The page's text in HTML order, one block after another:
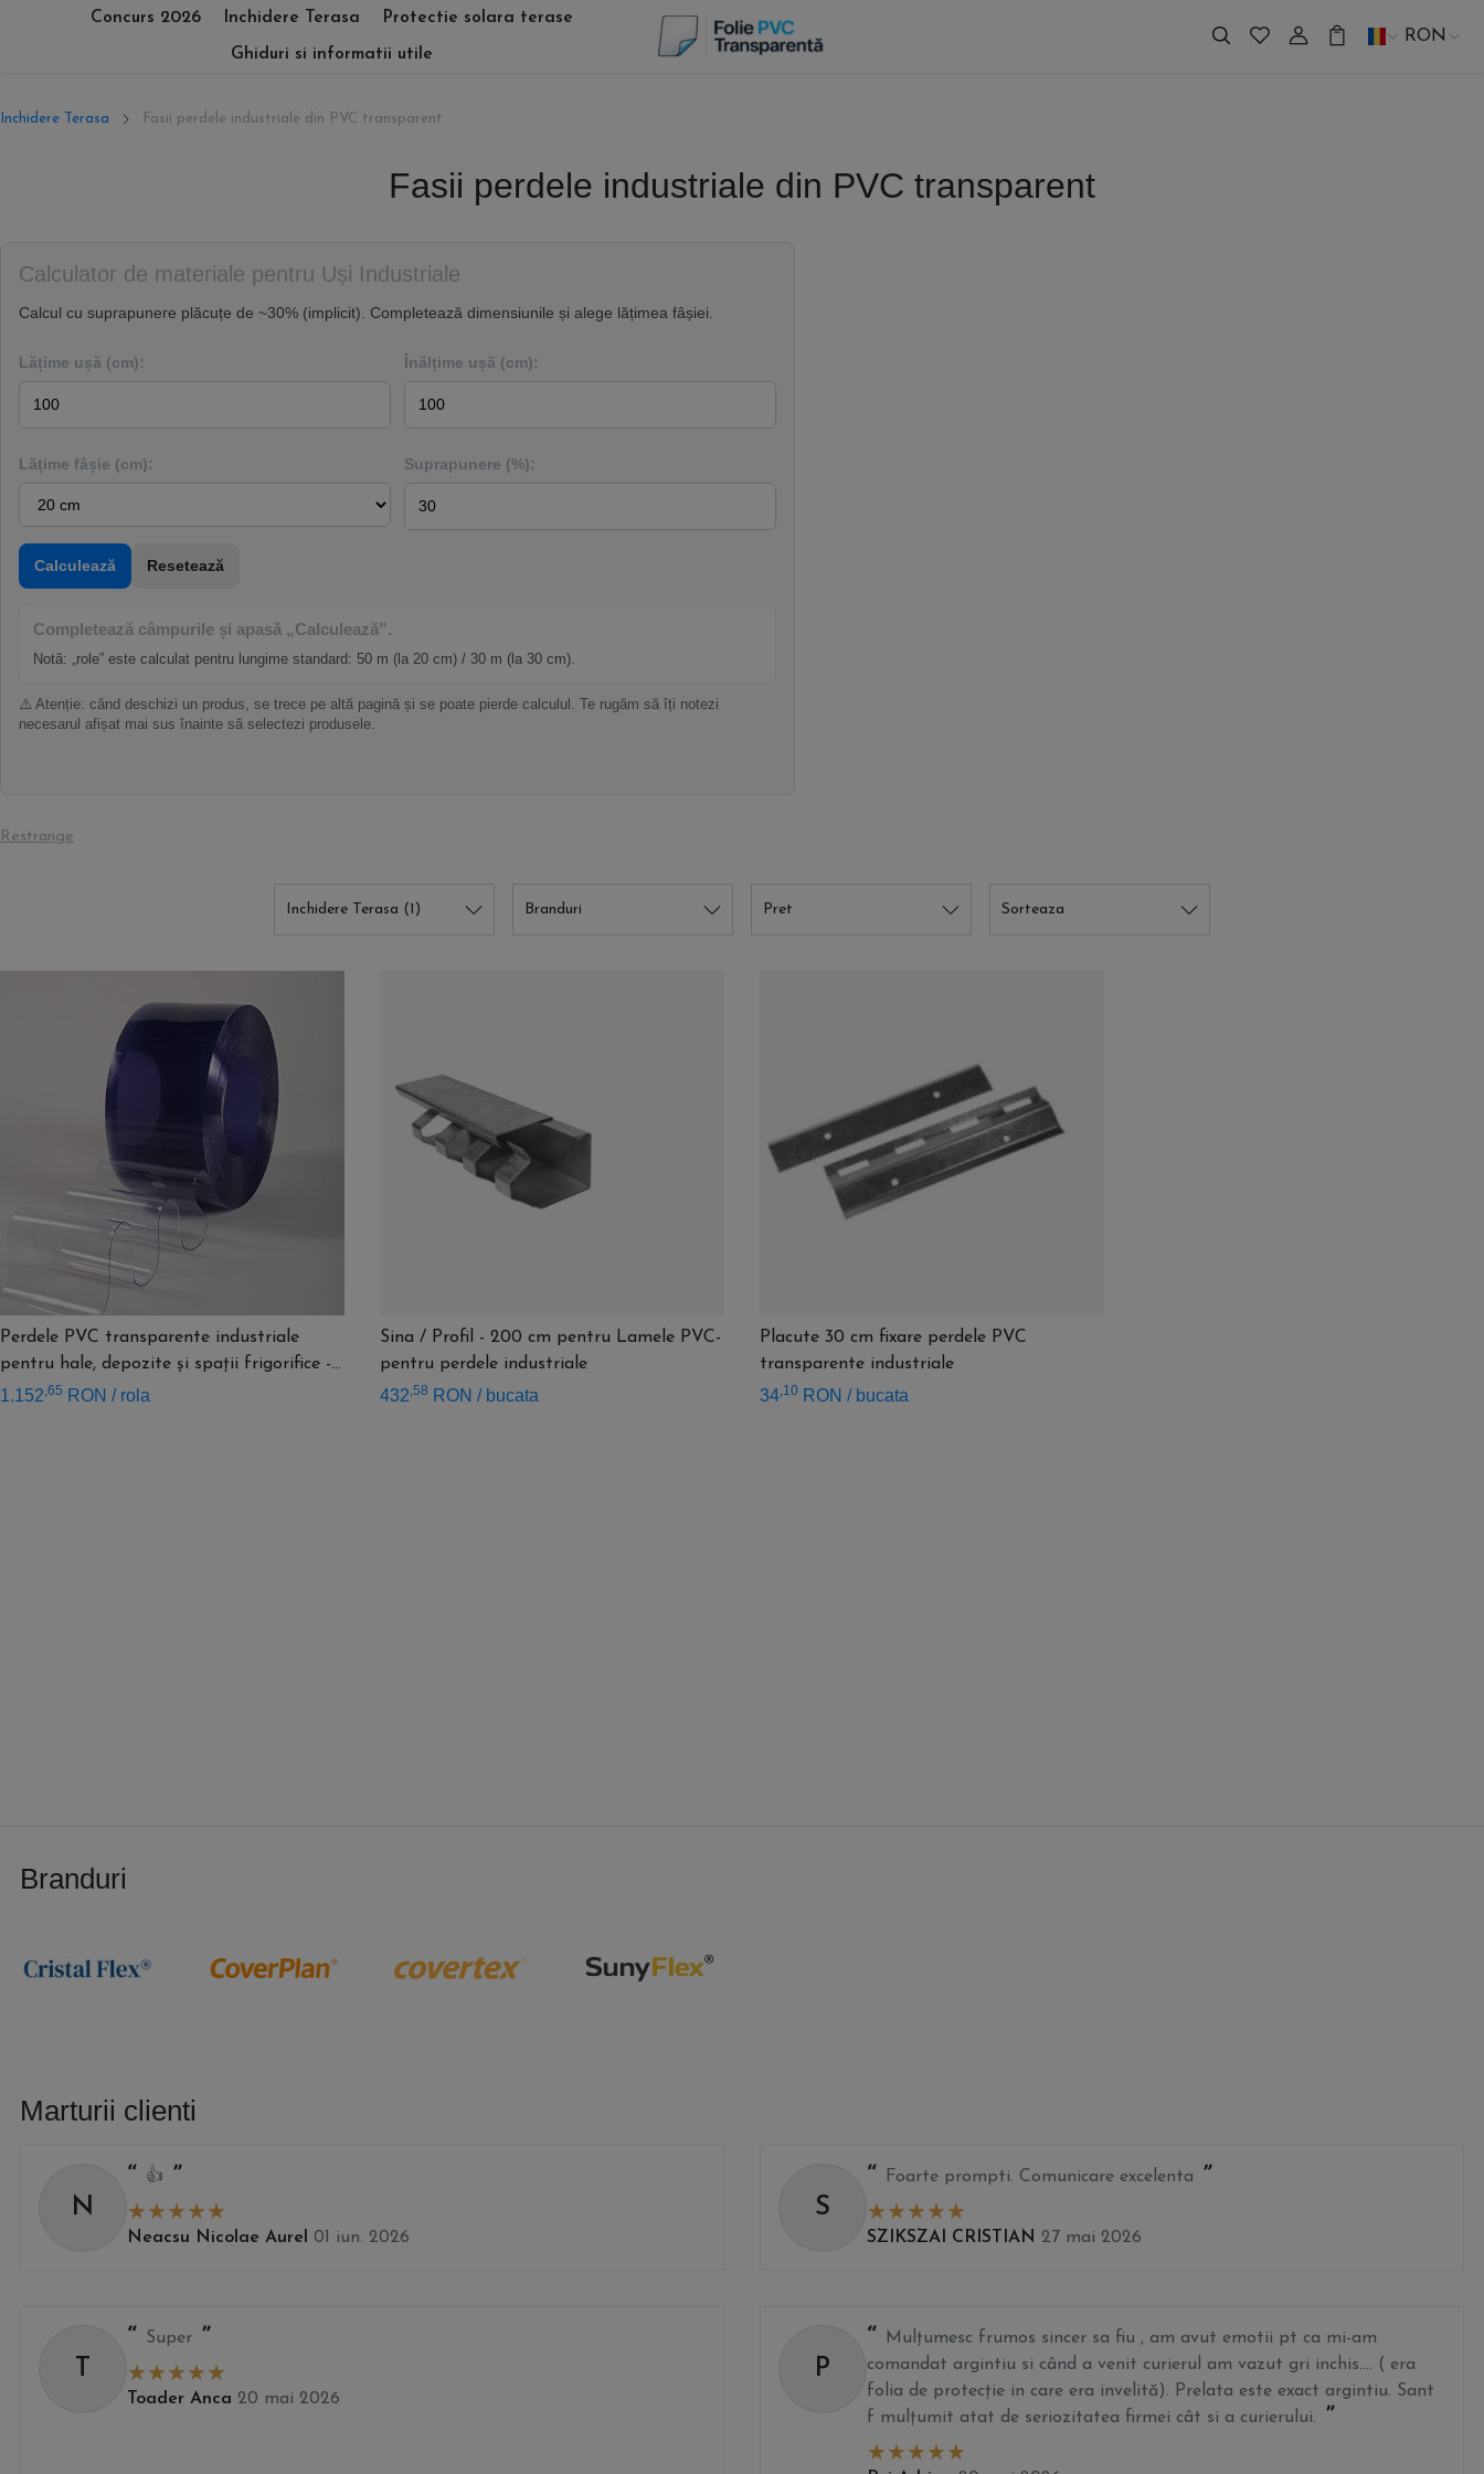
Concurs 2026 Inchidere Terasa Protectie solara terase
Ghiduri si informatii utile
RON
Inchidere Terasa Fasii perdele industriale din PVC transparent
Fasii perdele industriale din PVC transparent
Calculator de materiale pentru Uși Industriale
Calcul cu suprapunere plăcuțe de ~30% (implicit). Completează dimensiunile și alege lățimea fâșiei.
Lățime ușă (cm): Înălțime ușă (cm):
Lățime fâșie (cm): Suprapunere (%):
Calculează Resetează
Completează câmpurile și apasă „Calculează”.
Notă: „role” este calculat pentru lungime standard: 50 m (la 20 cm) / 30 m (la 30 cm).
⚠️ Atenție: când deschizi un produs, se trece pe altă pagină și se poate pierde calculul. Te rugăm să îți notezi
necesarul afișat mai sus înainte să selectezi produsele.
Restrange
Inchidere Terasa (1) Branduri Pret Sorteaza
Perdele PVC transparente industriale
pentru hale, depozite și spații frigorifice -
50 ml
1.152 ,65 RON / rola
Sina / Profil - 200 cm pentru Lamele PVC-
pentru perdele industriale
432 ,58 RON / bucata
Placute 30 cm fixare perdele PVC
transparente industriale
34 ,10 RON / bucata
Branduri
Marturii clienti
N
👍
Neacsu Nicolae Aurel 01 iun. 2026
S
Foarte prompti. Comunicare excelenta
SZIKSZAI CRISTIAN 27 mai 2026
Super
Toader Anca 20 mai 2026
P
Mulțumesc frumos sincer sa fiu , am avut emotii pt ca mi-am
comandat argintiu si când a venit curierul am vazut gri inchis.... ( era
folia de protecție in care era invelită). Prelata este exact argintiu. Sant
f mulțumit atat de seriozitatea firmei cât si a curierului.